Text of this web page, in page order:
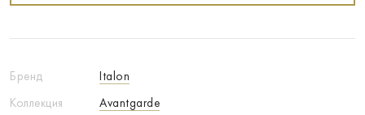
Бренд
Italon
Коллекция
Avantgarde